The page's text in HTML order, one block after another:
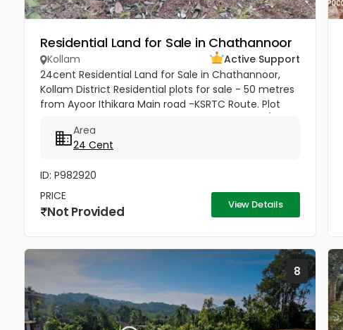
Residential Land for Sale in Chathannoor
Kollam
Active Support
24cent Residential Land for Sale in Chathannoor,
Kollam District Residential plots for sale - 50 metres
from Ayoor Ithikara Main road -KSRTC Route. Plot
- Urgent Sale
Area
24 Cent
ID: P982920
PRICE
Not Provided View Details
8